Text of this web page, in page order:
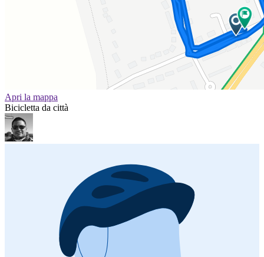
Apri la mappa
Bicicletta da città